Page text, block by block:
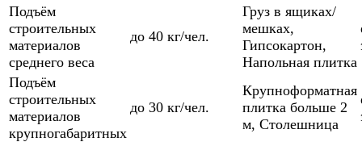
Подъём
строительных
материалов
среднего веса
до 40 кг/чел.
Груз в ящиках/
мешках,
Гипсокартон,
Напольная плитка
Подъём
строительных
материалов
крупногабаритных
до 30 кг/чел.
Крупноформатная
плитка больше 2
м, Столешница